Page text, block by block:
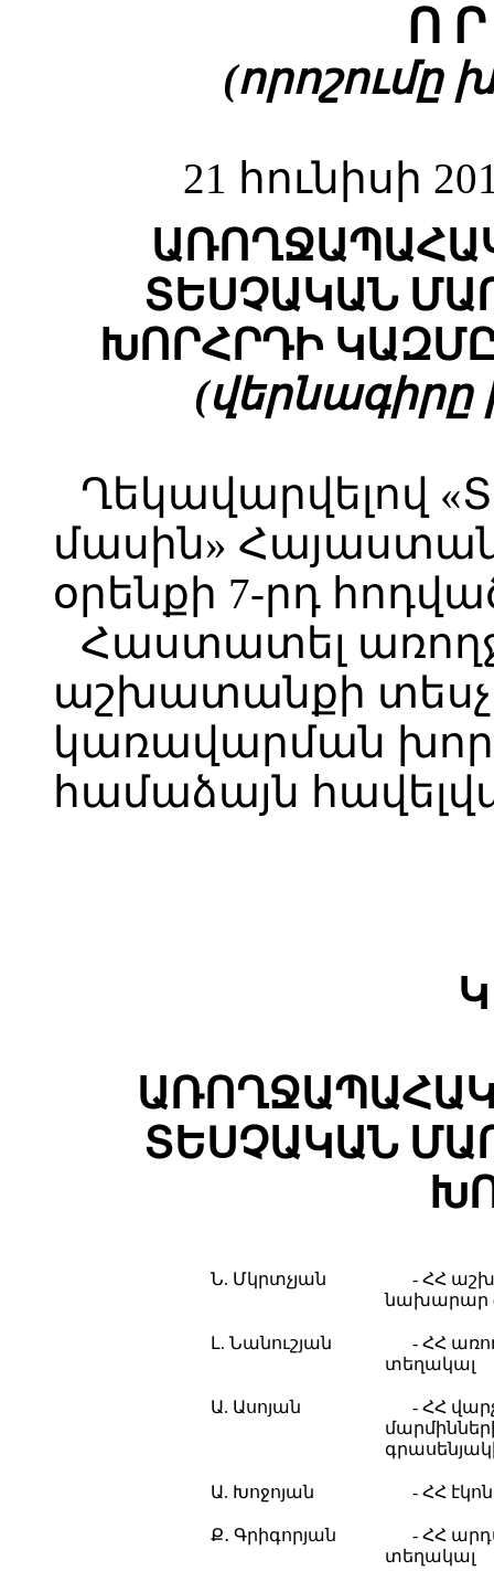
Ո
(որոշումը
21 հունիսի
ՏԵՍՉԱԿԱՆ
ԽՈՐՀՐԴԻ
(վերնագիրը
Ղեկավարվելով
մասին»
օրենքի 7-րդ
Հաստատել
աշխատանքի
կառավարման
համաձայն
ՏԵՍՉԱԿԱՆ
Ն. Մկրտչյան
- ՀՀ
նախարար
Լ. Նանուշյան
- ՀՀ
տեղակալ
Ա. Ասոյան
- ՀՀ
Ա. Խոջոյան - ՀՀ
Ք․ Գրիգորյան
- ՀՀ
տեղակալ